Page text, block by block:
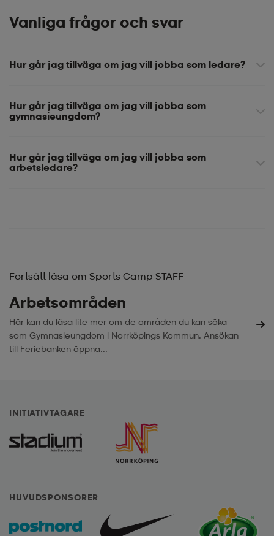
Vanliga frågor och svar
Hur går jag tillväga om jag vill jobba som ledare?
Hur går jag tillväga om jag vill jobba som
gymnasieungdom?
Hur går jag tillväga om jag vill jobba som
arbetsledare?
Fortsätt läsa om Sports Camp STAFF
Arbetsområden
Här kan du läsa lite mer om de områden du kan söka
som Gymnasieungdom i Norrköpings Kommun. Ansökan
till Feriebanken öppna...
INITIATIVTAGARE
HUVUDSPONSORER